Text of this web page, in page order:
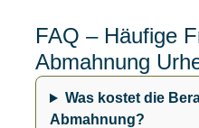
FAQ – Häufige
Abmahnung
Was kostet die
Abmahnung?